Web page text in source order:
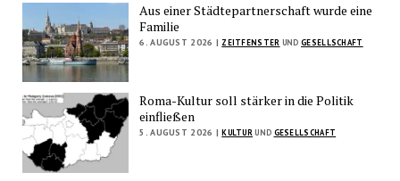
Aus einer Städtepartnerschaft wurde eine
Familie
6. AUGUST 2026 | ZEITFENSTER UNDGESELLSCHAFT
Roma-Kultur soll stärker in die Politik
einfließen
5. AUGUST 2026 | KULTURUND GESELLSCHAFT